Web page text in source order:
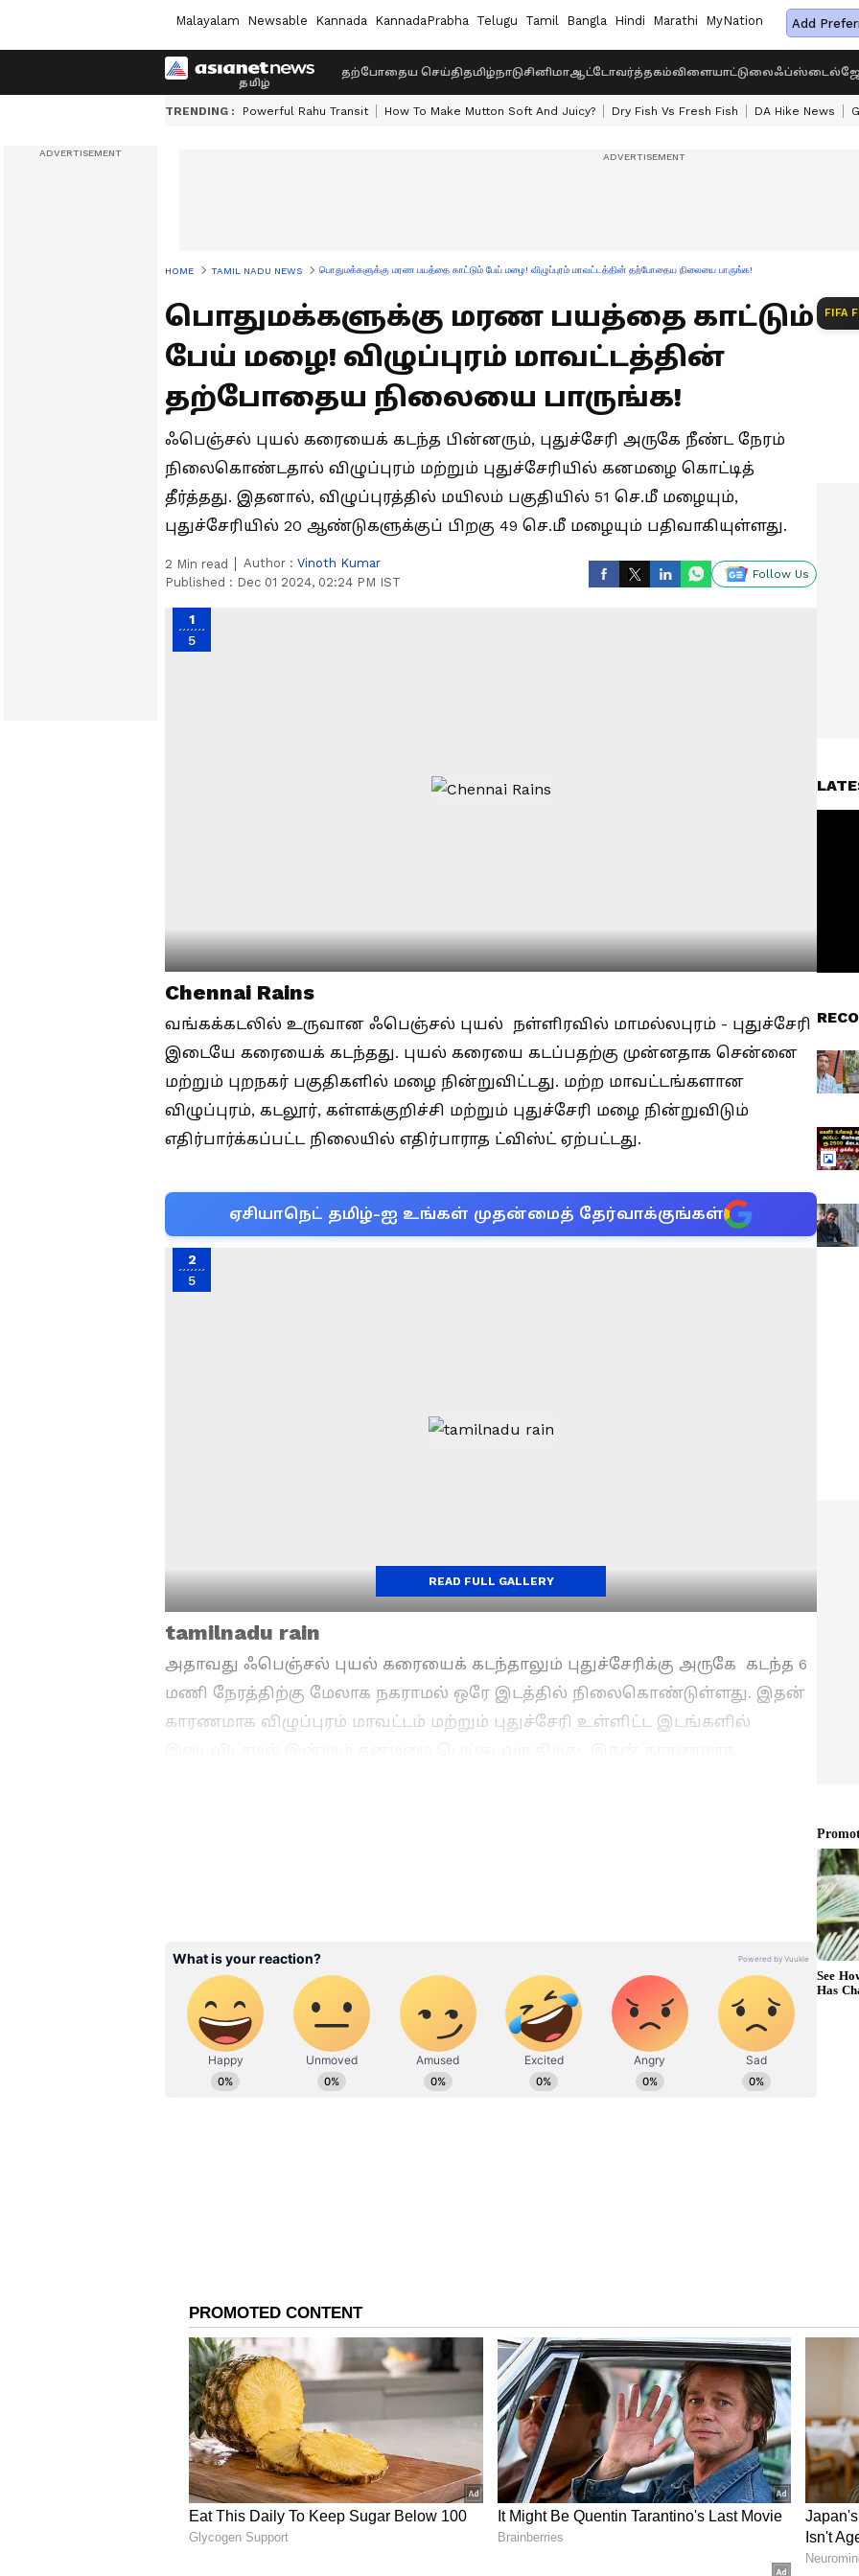
Malayalam Newsable Kannada KannadaPrabha Telugu Tamil Bangla Hindi Marathi MyNation Add
தற்போதைய செய்திதமிழ்நாடுசினிமாஆட்டோவர்த்தகம்விளையாட்டுலைஃப்ஸ்டைல்
TRENDING : Powerful Rahu Transit How To Make Mutton Soft And Juicy? Dry Fish Vs Fresh Fish DA Hike News
HOME TAMIL NADU NEWS பொதுமக்களுக்கு மரண பயத்தை காட்டும் பேய் மழை! விழுப்புரம் மாவட்டத்தின் தற்போதைய நிலையை பாருங்க!
பொதுமக்களுக்கு மரண பயத்தை காட்டும்
பேய் மழை! விழுப்புரம் மாவட்டத்தின்
தற்போதைய நிலையை பாருங்க!
ஃபெஞ்சல் புயல் கரையைக் கடந்த பின்னரும், புதுச்சேரி அருகே நீண்ட நேரம்
நிலைகொண்டதால் விழுப்புரம் மற்றும் புதுச்சேரியில் கனமழை கொட்டித்
தீர்த்தது. இதனால், விழுப்புரத்தில் மயிலம் பகுதியில் 51 செ.மீ மழையும்,
புதுச்சேரியில் 20 ஆண்டுகளுக்குப் பிறகு 49 செ.மீ மழையும் பதிவாகியுள்ளது.
2 Min read Author : Vinoth Kumar
Published : Dec 01 2024, 02:24 PM IST
Follow Us
1
5
Chennai Rains
வங்கக்கடலில் உருவான ஃபெஞ்சல் புயல் நள்ளிரவில் மாமல்லபுரம் - புதுச்சேரி
இடையே கரையைக் கடந்தது. புயல் கரையை கடப்பதற்கு முன்னதாக சென்னை
மற்றும் புறநகர் பகுதிகளில் மழை நின்றுவிட்டது. மற்ற மாவட்டங்களான
விழுப்புரம், கடலூர், கள்ளக்குறிச்சி மற்றும் புதுச்சேரி மழை நின்றுவிடும்
எதிர்பார்க்கப்பட்ட நிலையில் எதிர்பாராத ட்விஸ்ட் ஏற்பட்டது.
ஏசியாநெட் தமிழ்-ஐ உங்கள் முதன்மைத் தேர்வாக்குங்கள்
2
5
tamilnadu rain
அதாவது ஃபெஞ்சல் புயல் கரையைக் கடந்தாலும் புதுச்சேரிக்கு அருகே கடந்த 6
மணி நேரத்திற்கு மேலாக நகராமல் ஒரே இடத்தில் நிலைகொண்டுள்ளது. இதன்
காரணமாக விழுப்புரம் மாவட்டம் மற்றும் புதுச்சேரி உள்ளிட்ட இடங்களில்
5
இதனால் விழுப்புரம், புதுச்சேரி உள்ளிட்ட இடங்களில் சாலை மற்றும்
வீடுகளுக்குள் வெள்ள நீர் சூழ்ந்தது. இதனால் பொதுமக்களின் இயல்பு
வாழ்க்கை முற்றிலுமாக பாதிக்கப்பட்டது. சென்னையை காட்டிலும்
விழுப்புரத்திலும் மழை கொட்டித் தீர்த்து வருகிறது.
READ FULL GALLERY
FIFA